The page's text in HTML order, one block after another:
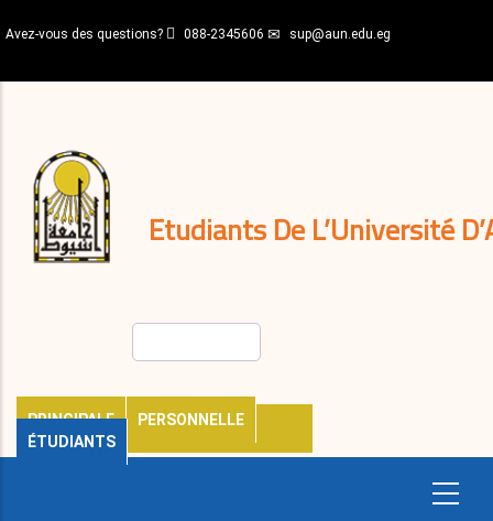
au
principal
Avez-vous des questions? 088-2345606 sup@aun.edu.eg
Etudiants De L’Université
PRINCIPALE
PERSONNELLE
ÉTUDIANTS
décisions
Expatriés
Journal